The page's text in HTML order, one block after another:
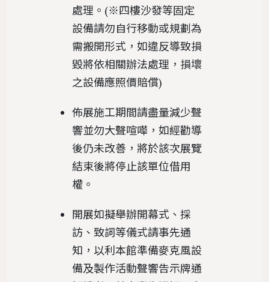
處理。(※四樓沙發等固定
設備請勿自行移動或規劃為
需搬開形式，如違反導致損
毀將依相關辦法處理，損壞
之設備應照價賠償)
佈展施工期間請盡量減少聲
響並勿大聲喧嘩，如經勸導
後仍未改善，將於該次展覽
結束後將停止該單位借用
權。
開展如擬舉辦開幕式、採
訪、致詞等儀式請事先通
知，以利本館準備麥克風設
備及製作活動聲響告示牌通